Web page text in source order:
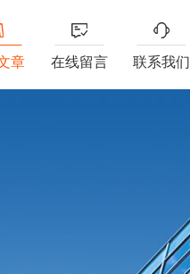
章 在线留言 联系我们